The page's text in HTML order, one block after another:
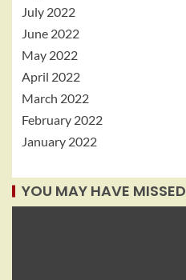
July 2022
June 2022
May 2022
April 2022
March 2022
February 2022
January 2022
YOU MAY HAVE MISSED